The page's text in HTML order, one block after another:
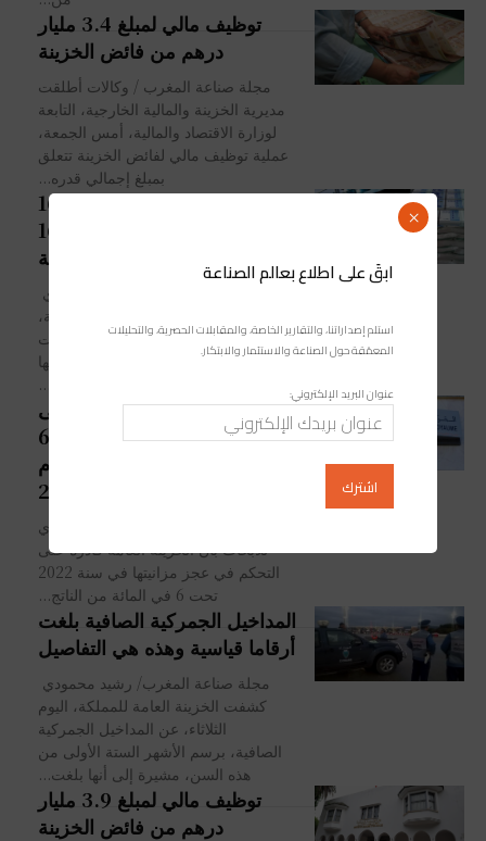
توظيف مالي لمبلغ 3.4 مليار
درهم من فائض الخزينة
مجلة صناعة المغرب / وكالات أطلقت
مديرية الخزينة والمالية الخارجية، التابعة
لوزارة الاقتصاد والمالية، أمس الجمعة،
عملية توظيف مالي لفائض الخزينة تتعلق
بمبلغ إجمالي قدره...
تكاليف المقاصة تتجاوز عتبة 16
مليار درهم بزيادة قدرها 165,5
في المائة
مجلة صناعة المغرب/رشيد محمودي
كشفت الخزينة العامة للمملكة المغربية،
اليوم الجمعة، عن تفاصيل الإصدارات
المتعلقة بتكاليف المقاصة، مشيرة إلى انها
الخزينة العامة: القدرة على
التحكم في عجز الميزانية تحت 6
في المائة من الناتج الداخلي الخام
مجلة صناعة المغرب أفاد مركز التجاري
للأبحاث بأن الخزينة العامة قادرة على
التحكم في عجز مزانيتها في سنة 2022
تحت 6 في المائة من الناتج...
المداخيل الجمركية الصافية بلغت
أرقاما قياسية وهذه هي التفاصيل
مجلة صناعة المغرب/ رشيد محمودي
كشفت الخزينة العامة للمملكة، اليوم
الثلاثاء، عن المداخيل الجمركية
الصافية، برسم الأشهر الستة الأولى من
هذه السن، مشيرة إلى أنها بلغت...
توظيف مالي لمبلغ 3.9 مليار
درهم من فائض الخزينة
ابقَ على اطلاع بعالم الصناعة
استلم إصداراتنا، والتقارير الخاصة، والمقابلات الحصرية، والتحليلات
المعمّقة حول الصناعة والاستثمار والابتكار.
عنوان البريد الإلكتروني:
×